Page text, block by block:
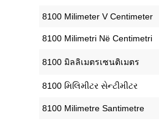
‎8100 Milimeter V Centimeter
‎8100 Milimetri Në Centimetri
‎8100 มิลลิเมตรเซนติเมตร
‎8100 મિલિમીટર સેન્ટીમીટર
‎8100 Milimetre Santimetre